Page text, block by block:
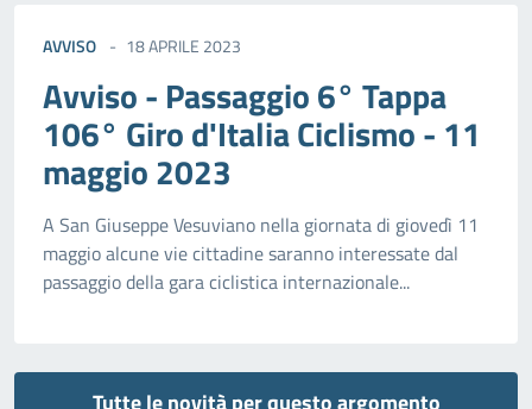
AVVISO 18 APRILE 2023
Avviso - Passaggio 6° Tappa
106° Giro d'Italia Ciclismo - 11
maggio 2023
A San Giuseppe Vesuviano nella giornata di giovedì 11
maggio alcune vie cittadine saranno interessate dal
passaggio della gara ciclistica internazionale...
Tutte le novità per questo argomento